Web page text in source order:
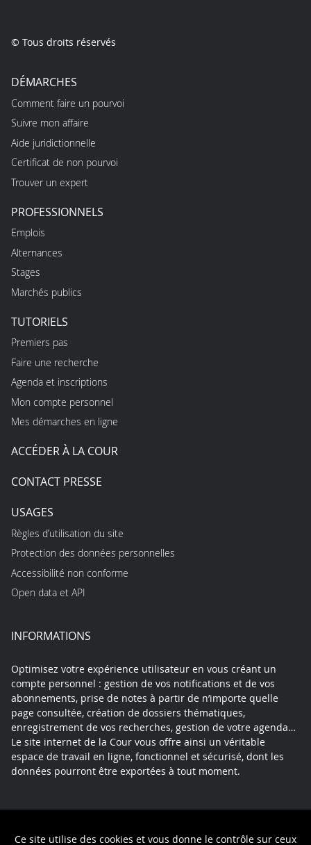
Ce site utilise des cookies et vous donne le contrôle sur ceux
© Tous droits réservés
DÉMARCHES
Comment faire un pourvoi
Suivre mon affaire
Aide juridictionnelle
Certificat de non pourvoi
Trouver un expert
PROFESSIONNELS
Emplois
Alternances
Stages
Marchés publics
TUTORIELS
Premiers pas
Faire une recherche
Agenda et inscriptions
Mon compte personnel
Mes démarches en ligne
ACCÉDER À LA COUR
CONTACT PRESSE
USAGES
Règles d’utilisation du site
Protection des données personnelles
Accessibilité non conforme
Open data et API
INFORMATIONS
Optimisez votre expérience utilisateur en vous créant un
compte personnel : gestion de vos notifications et de vos
abonnements, prise de notes à partir de n’importe quelle
page consultée, création de dossiers thématiques,
enregistrement de vos recherches, gestion de votre agenda…
Le site internet de la Cour vous offre ainsi un véritable
espace de travail en ligne, fonctionnel et sécurisé, dont les
données pourront être exportées à tout moment.